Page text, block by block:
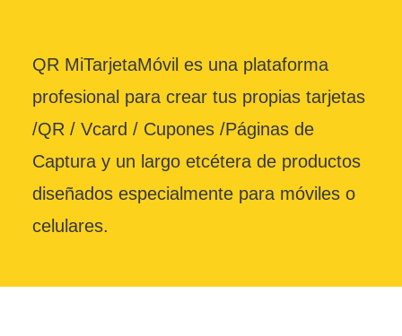
QR MiTarjetaMóvil es una plataforma
profesional para crear tus propias tarjetas
/QR / Vcard / Cupones /Páginas de
Captura y un largo etcétera de productos
diseñados especialmente para móviles o
celulares.